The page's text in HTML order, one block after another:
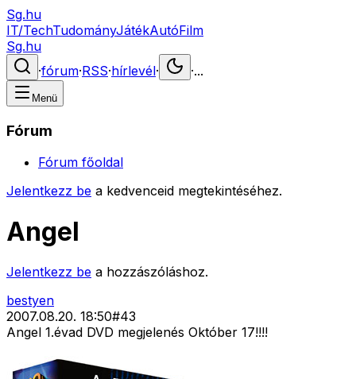
Sg.hu
IT/TechTudományJátékAutóFilm
Sg.hu
·fórum·RSS·hírlevél· ·...
Menü
Fórum
Fórum főoldal
Jelentkezz be a kedvenceid megtekintéséhez.
Angel
Jelentkezz be a hozzászóláshoz.
bestyen
2007.08.20. 18:50#43
Angel 1.évad DVD megjelenés Október 17!!!!